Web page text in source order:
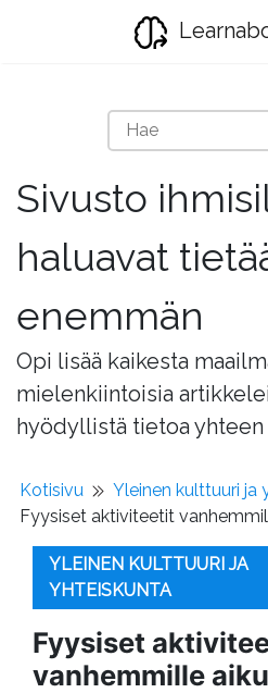
Sivusto
haluavat
enemmän
Opi lisää kaikesta
mielenkiintoisia
hyödyllistä tietoa yhteen
Kotisivu
Yleinen kulttuuri ja
Fyysiset aktiviteetit
YLEINEN KULTTUURI JA
YHTEISKUNTA
Fyysiset
vanhemmille